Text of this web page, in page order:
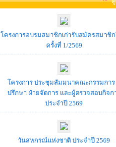
โครงการ​อบรมสมาชิกเก่ารับสมัครสมาชิ
ครั้งที่ 1/2569​
โครงการ ประชุมสัมมนาคณะกรรมการ
ปรึกษา ฝ่ายจัดการ และผู้ตรวจสอบกิจก
ประจำปี 2569
วันสหกรณ์แห่งชาติ ประจำปี 2569